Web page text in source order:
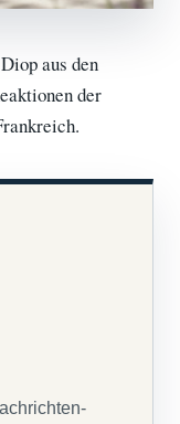
aus den
der